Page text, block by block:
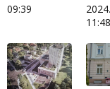
09:39
11:48